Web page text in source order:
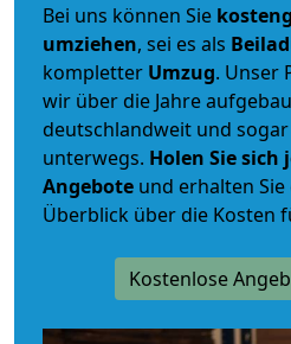
Bei uns können Sie
umziehen, sei es als
kompletter Umzug. Unser
wir über die Jahre
deutschlandweit und
unterwegs. Holen Sie
Angebote und erhalten
Überblick über die Kosten
Kostenlose